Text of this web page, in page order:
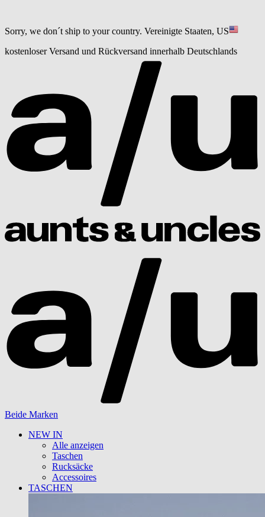
Sorry, we don´t ship to your country. Vereinigte Staaten, US
kostenloser Versand und Rückversand innerhalb Deutschlands
Beide Marken
NEW IN
Alle anzeigen
Taschen
Rucksäcke
Accessoires
TASCHEN